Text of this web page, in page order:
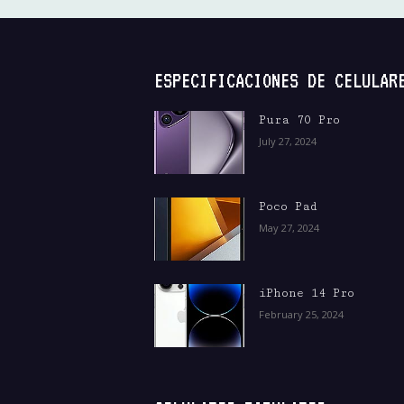
ESPECIFICACIONES DE
Pura 70 Pro
July 27, 2024
Poco Pad
May 27, 2024
iPhone 14 Pro
February 25, 2024